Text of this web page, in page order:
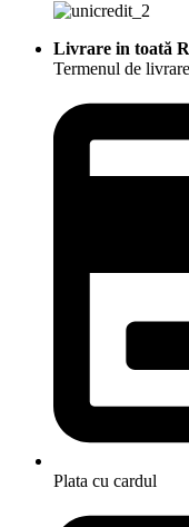
Livrare in toată
Termenul de
Plata cu cardul